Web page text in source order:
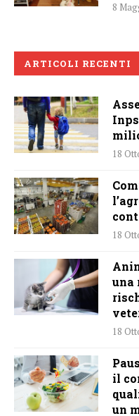
8
ARTICOLI RECENTI
18
18
una
18
il
un